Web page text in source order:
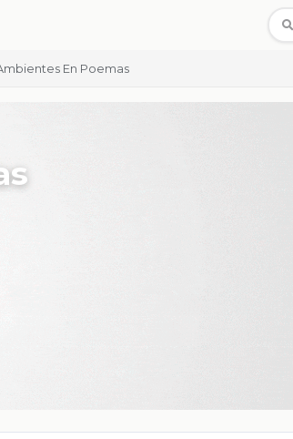
En Poemas